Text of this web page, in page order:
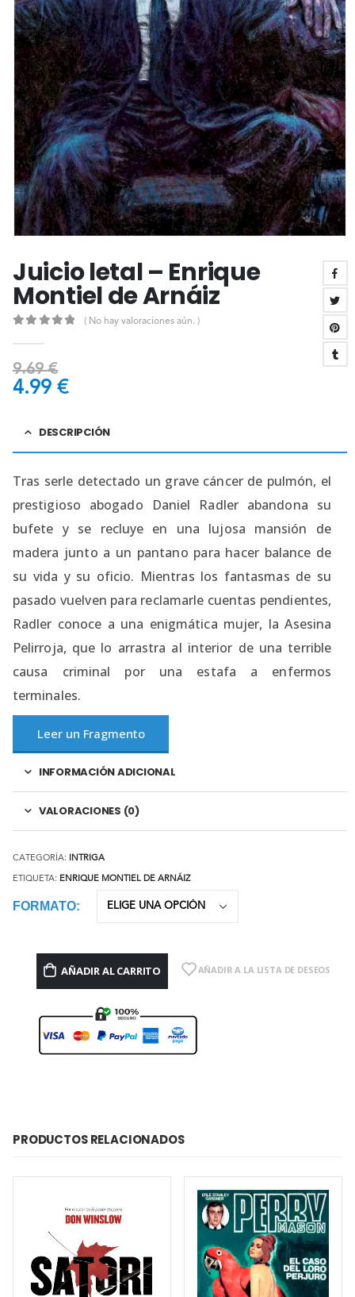
Juicio letal – Enrique
Montiel de Arnáiz
( No hay valoraciones aún. )
9.69€
4.99 €
DESCRIPCIÓN
Tras serle detectado un grave cáncer de pulmón, el
prestigioso abogado Daniel Radler abandona su
bufete y se recluye en una lujosa mansión de
madera junto a un pantano para hacer balance de
su vida y su oficio. Mientras los fantasmas de su
pasado vuelven para reclamarle cuentas pendientes,
Radler conoce a una enigmática mujer, la Asesina
Pelirroja, que lo arrastra al interior de una terrible
causa criminal por una estafa a enfermos
terminales.
Leer un Fragmento
INFORMACIÓN ADICIONAL
VALORACIONES (0)
CATEGORÍA: INTRIGA
ETIQUETA: ENRIQUE MONTIEL DE ARNÁIZ
FORMATO
AÑADIR AL CARRITO AÑADIR A LA LISTA DE DESEOS
PRODUCTOS RELACIONADOS